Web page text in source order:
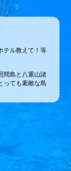
テル教えて！等
間島と八重山諸
っても素敵な島